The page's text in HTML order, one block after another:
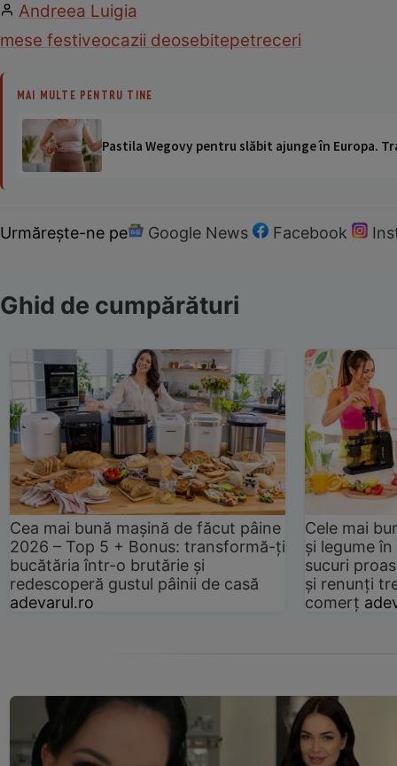
Andreea Luigia
mese festiveocazii deosebitepetreceri
MAI MULTE PENTRU TINE
Pastila Wegovy pentru slăbit ajunge în Europa.
Urmărește-ne pe Google News Facebook
Ghid de cumpărături
Cea mai bună mașină de făcut pâine
2026 – Top 5 + Bonus: transformă-ți
bucătăria într-o brutărie și
redescoperă gustul pâinii de casă
adevarul.ro
Cele mai
și legume
sucuri
și renunți
comerț